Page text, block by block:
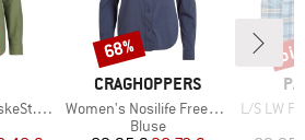
L/S
MARKE
CRAGHOPPERS
Artikel
Women's Nosilife Freeda Langarm Bluse
Produktgruppe
Bluse
Rabatt
68%
Artikel
L/S LW